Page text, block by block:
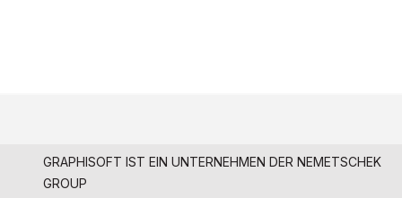
GRAPHISOFT IST EIN UNTERNEHMEN DERNEMETSCHEK
GROUP